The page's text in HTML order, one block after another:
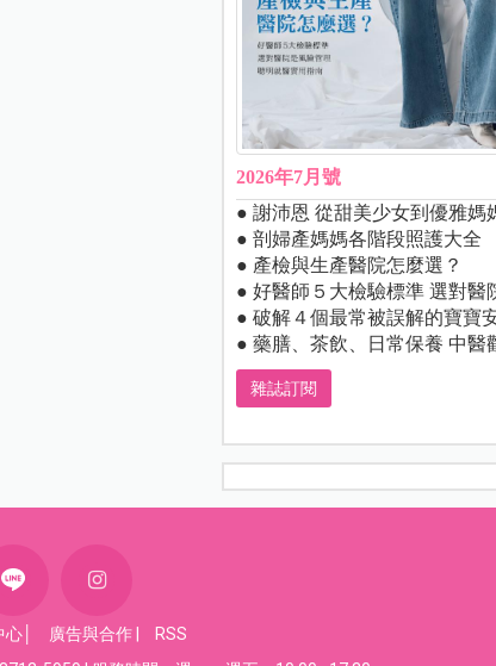
2026年7月號
● 謝沛恩 從甜美少女到優雅媽
● 剖婦產媽媽各階段照護大全
● 產檢與生產醫院怎麼選？
● 好醫師５大檢驗標準 選對醫
● 破解４個最常被誤解的寶寶
● 藥膳、茶飲、日常保養 中醫
雜誌訂閱
心 廣告與合作
RSS